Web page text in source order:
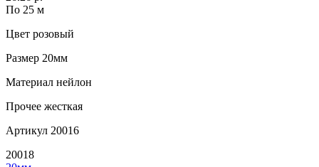
По 25 м
Цвет розовый
Размер 20мм
Материал нейлон
Прочее жесткая
Артикул 20016
20018